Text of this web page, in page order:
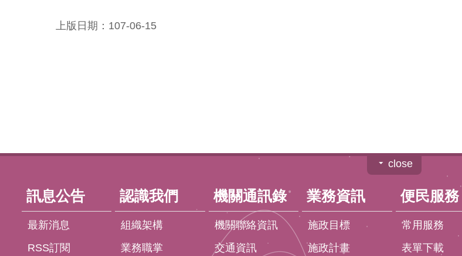
上版日期：107-06-15
close
訊息公告
最新消息
RSS訂閱
認識我們
組織架構
業務職掌
機關通訊錄
機關聯絡資訊
交通資訊
業務資訊
施政目標
施政計畫
便民服務
常用服務
表單下載